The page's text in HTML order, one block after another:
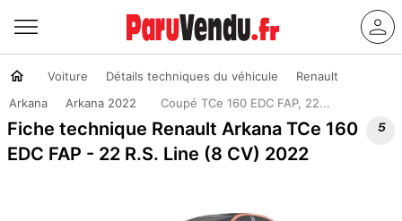
Voiture Détails techniques du véhicule
Renault
Arkana
Arkana 2022 Coupé TCe 160 EDC FAP, 22...
Fiche technique Renault Arkana TCe 160
EDC FAP - 22 R.S. Line (8 CV) 2022
